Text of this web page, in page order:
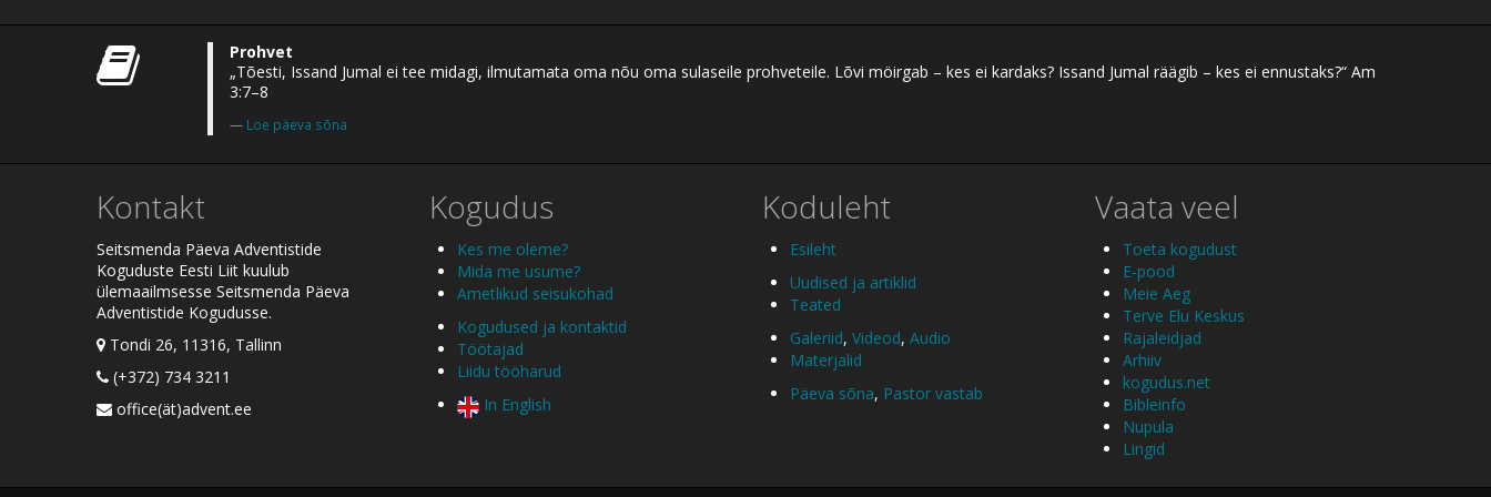
Prohvet
„Tõesti, Issand Jumal ei tee midagi, ilmutamata oma nõu oma sulaseile prohveteile. Lõvi möirgab – kes ei kardaks? Issand Jumal räägib – kes ei ennustaks?“ Am
3:7–8
Loe päeva sõna
Kontakt
Seitsmenda Päeva Adventistide
Koguduste Eesti Liit kuulub
ülemaailmsesse Seitsmenda Päeva
Adventistide Kogudusse.
Tondi 26, 11316, Tallinn
(+372) 734 3211
office(ät)advent.ee
Kogudus
Kes me oleme?
Mida me usume?
Ametlikud seisukohad
Kogudused ja kontaktid
Töötajad
Liidu tööharud
In English
Koduleht
Esileht
Uudised ja artiklid
Teated
Galeriid, Videod, Audio
Materjalid
Päeva sõna, Pastor vastab
Vaata veel
Toeta kogudust
E-pood
Meie Aeg
Terve Elu Keskus
Rajaleidjad
Arhiiv
kogudus.net
Bibleinfo
Nupula
Lingid